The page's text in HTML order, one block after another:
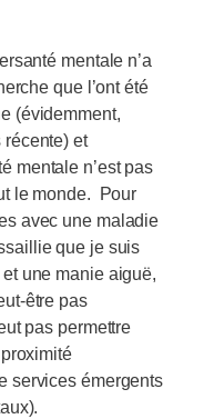
mentale n’a
que l’ont été
(évidemment,
récente) et
mentale n’est pas
le monde. Pour
avec une maladie
que je suis
une manie aiguë,
être pas
pas permettre
services émergents